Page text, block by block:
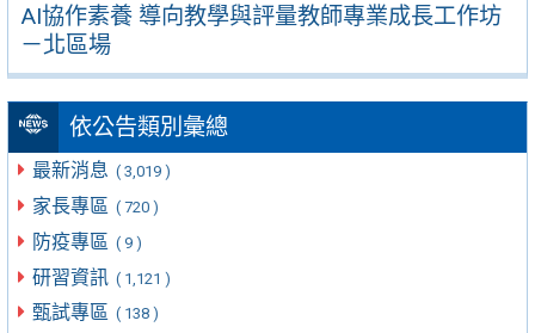
AI協作素養 導向教學與評量教師專業成長工作坊
－北區場
依公告類別彙總
最新消息 ( 3,019 )
家長專區 ( 720 )
防疫專區 ( 9 )
研習資訊 ( 1,121 )
甄試專區 ( 138 )